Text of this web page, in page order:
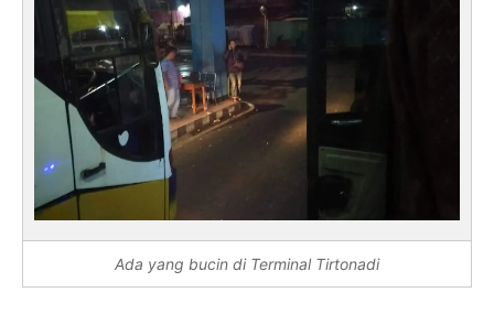
Ada yang bucin di Terminal Tirtonadi